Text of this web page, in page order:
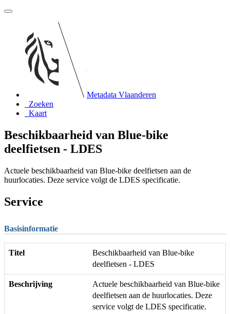
Metadata Vlaanderen
Zoeken
Kaart
Beschikbaarheid van Blue-bike
deelfietsen - LDES
Actuele beschikbaarheid van Blue-bike deelfietsen aan de
huurlocaties. Deze service volgt de LDES specificatie.
Service
Basisinformatie
Titel
Beschikbaarheid van Blue-bike
deelfietsen - LDES
Beschrijving
Actuele beschikbaarheid van Blue-bike
deelfietsen aan de huurlocaties. Deze
service volgt de LDES specificatie.